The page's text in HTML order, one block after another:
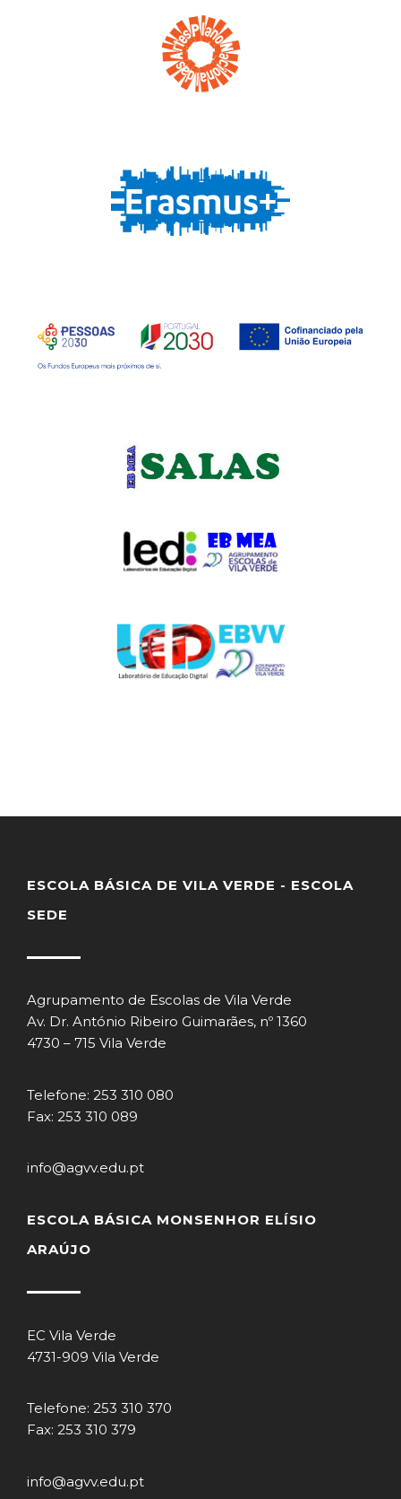
ESCOLA BÁSICA DE VILA VERDE - ESCOLA
SEDE
Agrupamento de Escolas de Vila Verde
Av. Dr. António Ribeiro Guimarães, nº 1360
4730 – 715 Vila Verde
Telefone: 253 310 080
Fax: 253 310 089
info@agvv.edu.pt
ESCOLA BÁSICA MONSENHOR ELÍSIO
ARAÚJO
EC Vila Verde
4731-909 Vila Verde
Telefone: 253 310 370
Fax: 253 310 379
info@agvv.edu.pt